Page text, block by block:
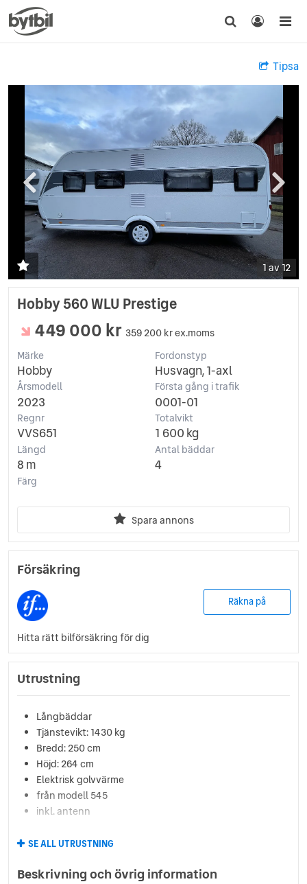
Tipsa
1 av 12
Hobby 560 WLU Prestige
449 000 kr 359 200 kr ex.moms
Märke
Hobby
Fordonstyp
Husvagn, 1-axl
Årsmodell
2023
Första gång i trafik
0001-01
Regnr
VVS651
Totalvikt
1 600 kg
Längd
8 m
Antal bäddar
4
Färg
Spara annons
Försäkring
Räkna på
Hitta rätt bilförsäkring för dig
Utrustning
Långbäddar
Tjänstevikt: 1430 kg
Bredd: 250 cm
Höjd: 264 cm
Elektrisk golvvärme
från modell 545
inkl. antenn
SE ALL UTRUSTNING
Beskrivning och övrig information